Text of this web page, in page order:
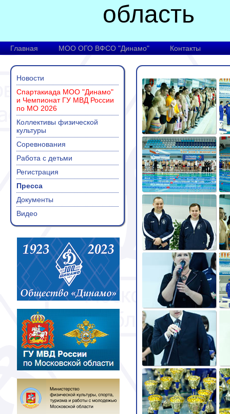
область
Главная МОО ОГО ВФСО "Динамо" Контакты
Новости
Спартакиада МОО "Динамо"
и Чемпионат ГУ МВД России
по МО 2026
Коллективы физической
культуры
Соревнования
Работа с детьми
Регистрация
Пресса
Документы
Видео